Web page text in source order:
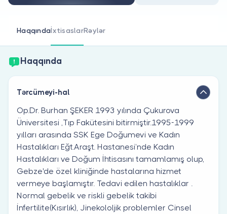
HaqqındaİxtisaslarRəylər
Haqqında
Tərcümeyi-hal
Op.Dr. Burhan ŞEKER 1993 yılında Çukurova
Üniversitesi ,Tıp Fakütesini bitirmiştir.1995-1999
yılları arasında SSK Ege Doğumevi ve Kadın
Hastalıkları Eğt.Araşt. Hastanesi’nde Kadın
Hastalıkları ve Doğum İhtisasını tamamlamış olup,
Gebze'de özel kliniğinde hastalarına hizmet
vermeye başlamıştır. Tedavi edilen hastalıklar .
Normal gebelik ve riskli gebelik takibi
İnfertilite(Kısırlık), Jinekololjik problemler Cinsel